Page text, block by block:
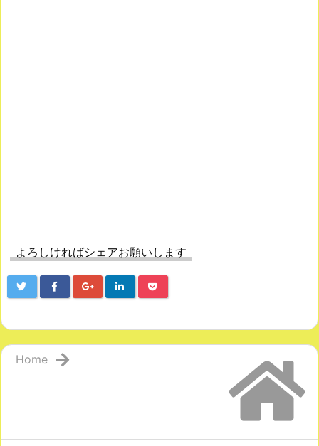
よろしければシェアお願いします
Home